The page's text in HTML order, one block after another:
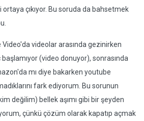
çıkıyor. Bu soruda da bahsetmek
videolar arasında gezinirken
(video donuyor), sonrasında
mı diye bakarken youtube
fark ediyorum. Bu sorunun
değilim) bellek aşımı gibi bir şeyden
çünkü çözüm olarak kapatıp açmak